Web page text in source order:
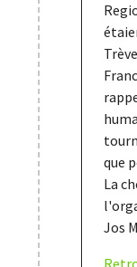
que
La
Jos